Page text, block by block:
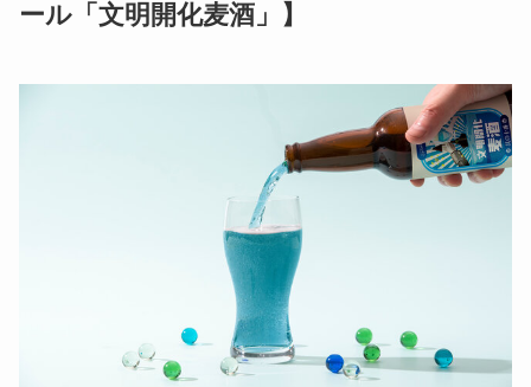
ール「文明開化麦酒」】